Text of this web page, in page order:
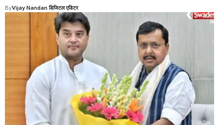
ByVijay Nandan डिजिटल एडिटर